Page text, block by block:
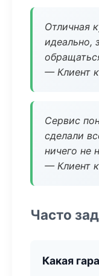
Отличная
идеально,
— Клиент
Сервис
сделали
ничего не
— Клиент
Часто
Какая